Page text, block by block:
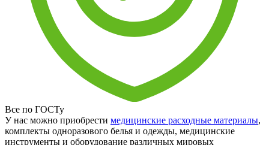
Все по ГОСТу
У нас можно приобрести медицинские расходные материалы,
комплекты одноразового белья и одежды, медицинские
инструменты и оборудование различных мировых